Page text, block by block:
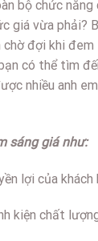
bộ chức năng
giá vừa phải?
chờ đợi khi
có thể tìm
nhiều anh
sáng giá như:
lợi của khách
kiện chất